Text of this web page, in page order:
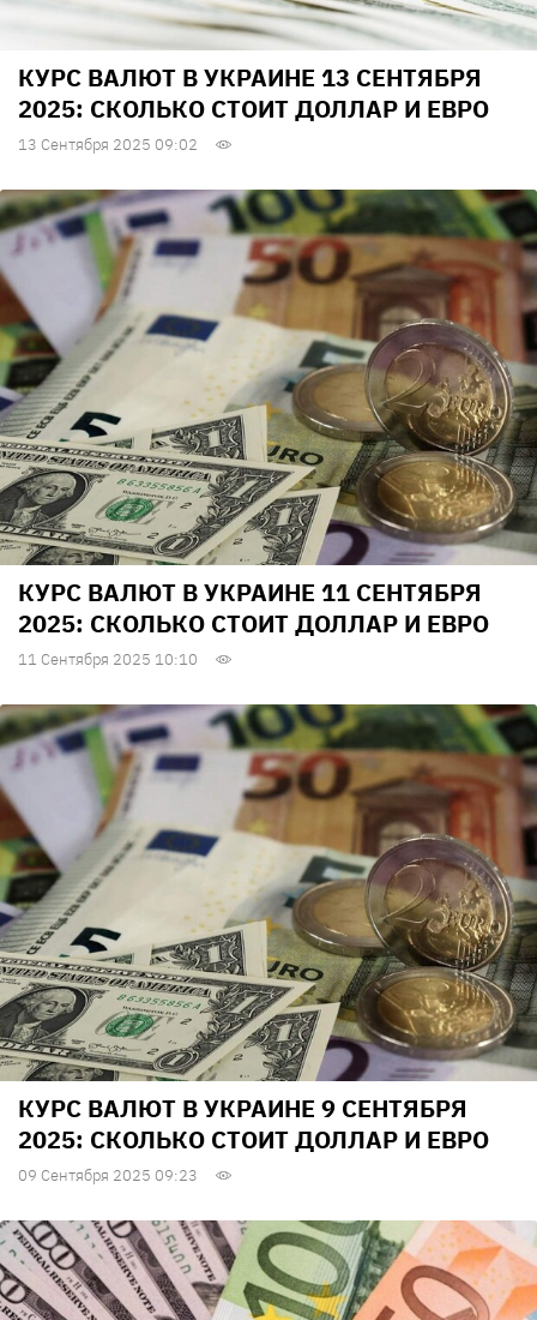
КУРС ВАЛЮТ В УКРАИНЕ 13 СЕНТЯБРЯ
2025: СКОЛЬКО СТОИТ ДОЛЛАР И ЕВРО
13 Сентября 2025 09:02
КУРС ВАЛЮТ В УКРАИНЕ 11 СЕНТЯБРЯ
2025: СКОЛЬКО СТОИТ ДОЛЛАР И ЕВРО
11 Сентября 2025 10:10
КУРС ВАЛЮТ В УКРАИНЕ 9 СЕНТЯБРЯ
2025: СКОЛЬКО СТОИТ ДОЛЛАР И ЕВРО
09 Сентября 2025 09:23